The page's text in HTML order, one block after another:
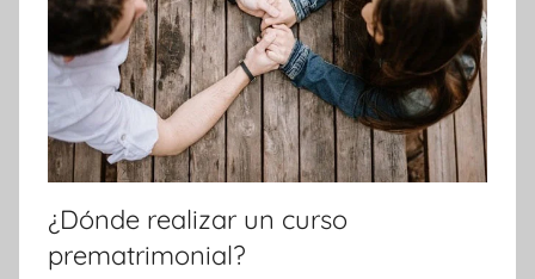
¿Dónde realizar un curso
prematrimonial?